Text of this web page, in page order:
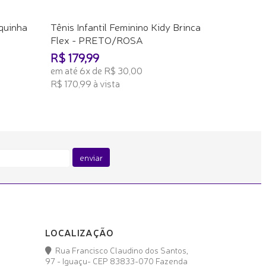
Tênis Infantil Feminino Kidy Brinca
Flex - PRETO/ROSA
R$ 179,99
em até 6x de R$ 30,00
R$ 170,99 à vista
enviar
LOCALIZAÇÃO
Rua Francisco Claudino dos Santos,
97 - Iguaçu- CEP 83833-070 Fazenda